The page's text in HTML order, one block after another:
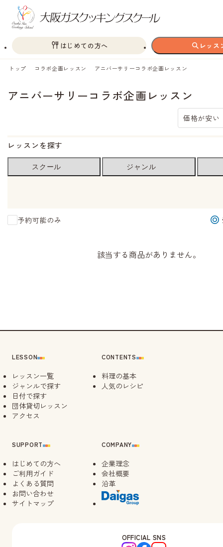
はじめての方へ レッス
トップ コラボ企画レッスン アニバーサリーコラボ企画レッスン
アニバーサリーコラボ企画レッスン
価格が安い
レッスンを探す
スクール ジャンル
予約可能のみ
該当する商品がありません。
LESSON
レッスン一覧
ジャンルで探す
日付で探す
団体貸切レッスン
アクセス
SUPPORT
はじめての方へ
ご利用ガイド
よくある質問
お問い合わせ
サイトマップ
CONTENTS
料理の基本
人気のレシピ
COMPANY
企業理念
会社概要
沿革
OFFICIAL SNS